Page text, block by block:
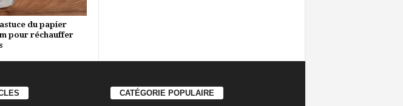
du papier
pour réchauffer
CATÉGORIE POPULAIRE